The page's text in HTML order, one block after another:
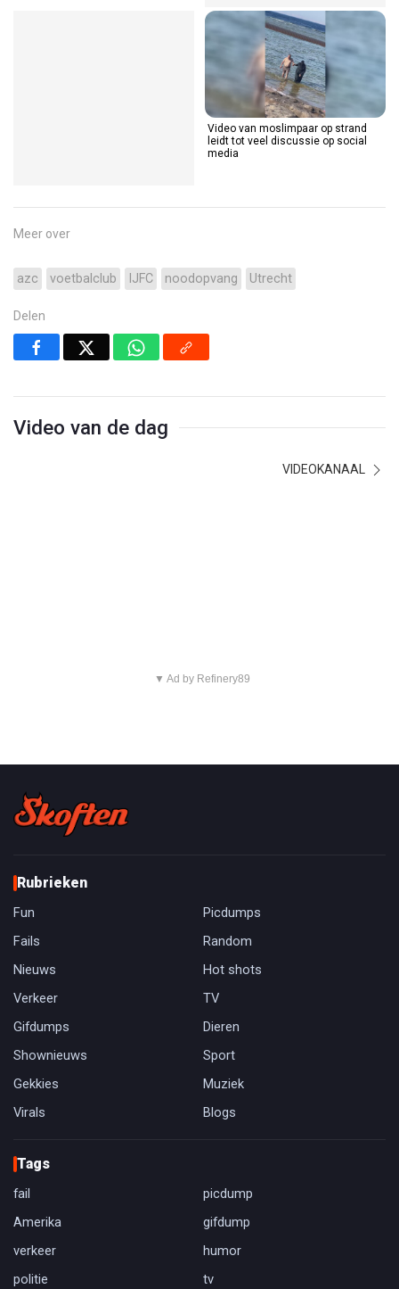
Video van moslimpaar op strand
leidt tot veel discussie op social
media
Meer over
azc voetbalclub IJFC noodopvang Utrecht
Delen
Video van de dag
VIDEOKANAAL
▼ Ad by Refinery89
Rubrieken
Fun
Picdumps
Fails
Random
Nieuws
Hot shots
Verkeer
TV
Gifdumps
Dieren
Shownieuws
Sport
Gekkies
Muziek
Virals
Blogs
Tags
fail
picdump
Amerika
gifdump
verkeer
humor
politie
tv